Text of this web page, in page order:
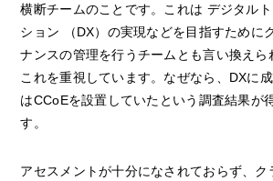
横断チームのことです。これは デジタル
ション （DX）の実現などを目指すために
ナンスの管理を行うチームとも言い換え
これを重視しています。なぜなら、DXに
はCCoEを設置していたという調査結果が
す。
アセスメントが十分になされておらず、ク